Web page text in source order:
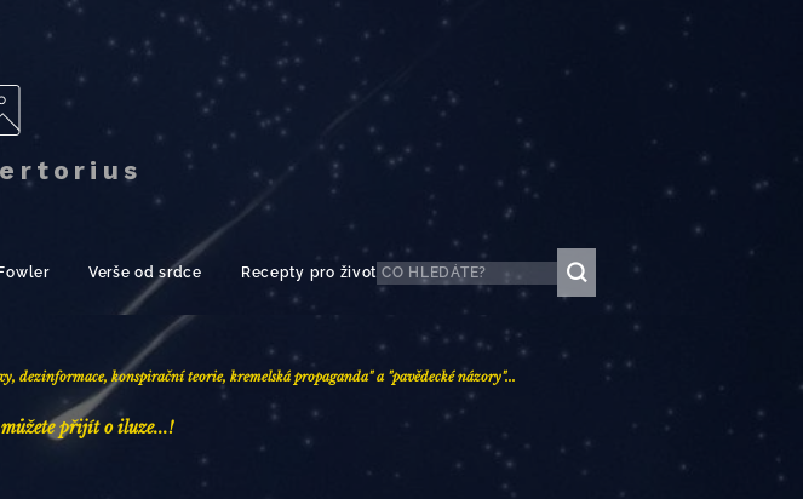
Verše od srdce Recepty pro život
dezinformace, konspirační teorie, kremelská propaganda" a "pavědecké názory"...
přijít o iluze...!